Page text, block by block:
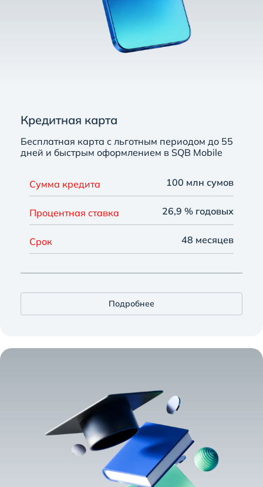
Кредитная карта
Бесплатная карта с льготным периодом до 55
дней и быстрым оформлением в SQB Mobile
Сумма кредита 100 млн сумов
Процентная ставка 26,9 % годовых
Срок 48 месяцев
Подробнее